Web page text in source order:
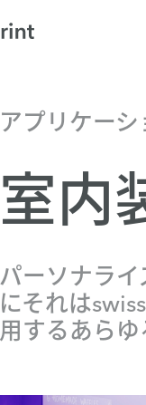
アプリケーシ
室内
パーソナラ
にそれは
用するあらゆ